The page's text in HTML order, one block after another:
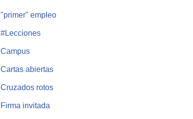
"primer" empleo
#Lecciones
Campus
Cartas abiertas
Cruzados rotos
Firma invitada